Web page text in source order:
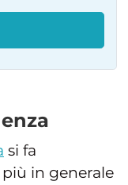
si fa
in generale